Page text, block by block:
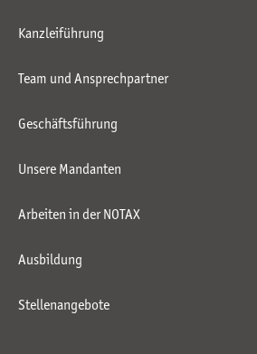
Kanzleiführung
Team und Ansprechpartner
Geschäftsführung
Unsere Mandanten
Arbeiten in der NOTAX
Ausbildung
Stellenangebote